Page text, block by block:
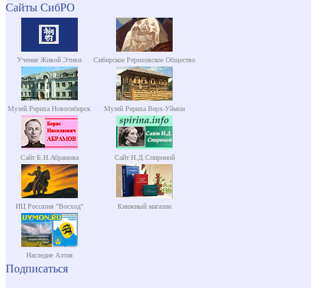
Сайты СибРО
Учение Живой Этики Сибирское Рериховское Общество
Музей Рериха Новосибирск Музей Рериха Верх-Уймон
Сайт Б.Н.Абрамова Сайт Н.Д.Спириной
ИЦ Россазия "Восход" Книжный магазин
Наследие Алтая
Подписаться